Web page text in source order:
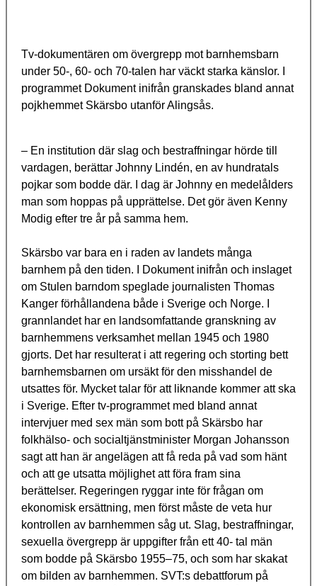
Tv-dokumentären om övergrepp mot barnhemsbarn
under 50-, 60- och 70-talen har väckt starka känslor. I
programmet Dokument inifrån granskades bland annat
pojkhemmet Skärsbo utanför Alingsås.
– En institution där slag och bestraffningar hörde till
vardagen, berättar Johnny Lindén, en av hundratals
pojkar som bodde där. I dag är Johnny en medelålders
man som hoppas på upprättelse. Det gör även Kenny
Modig efter tre år på samma hem.
Skärsbo var bara en i raden av landets många
barnhem på den tiden. I Dokument inifrån och inslaget
om Stulen barndom speglade journalisten Thomas
Kanger förhållandena både i Sverige och Norge. I
grannlandet har en landsomfattande granskning av
barnhemmens verksamhet mellan 1945 och 1980
gjorts. Det har resulterat i att regering och storting bett
barnhemsbarnen om ursäkt för den misshandel de
utsattes för. Mycket talar för att liknande kommer att ska
i Sverige. Efter tv-programmet med bland annat
intervjuer med sex män som bott på Skärsbo har
folkhälso- och socialtjänstminister Morgan Johansson
sagt att han är angelägen att få reda på vad som hänt
och att ge utsatta möjlighet att föra fram sina
berättelser. Regeringen ryggar inte för frågan om
ekonomisk ersättning, men först måste de veta hur
kontrollen av barnhemmen såg ut. Slag, bestraffningar,
sexuella övergrepp är uppgifter från ett 40- tal män
som bodde på Skärsbo 1955–75, och som har skakat
om bilden av barnhemmen. SVT:s debattforum på